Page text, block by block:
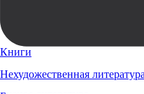
Книги
Нехудожественная литература